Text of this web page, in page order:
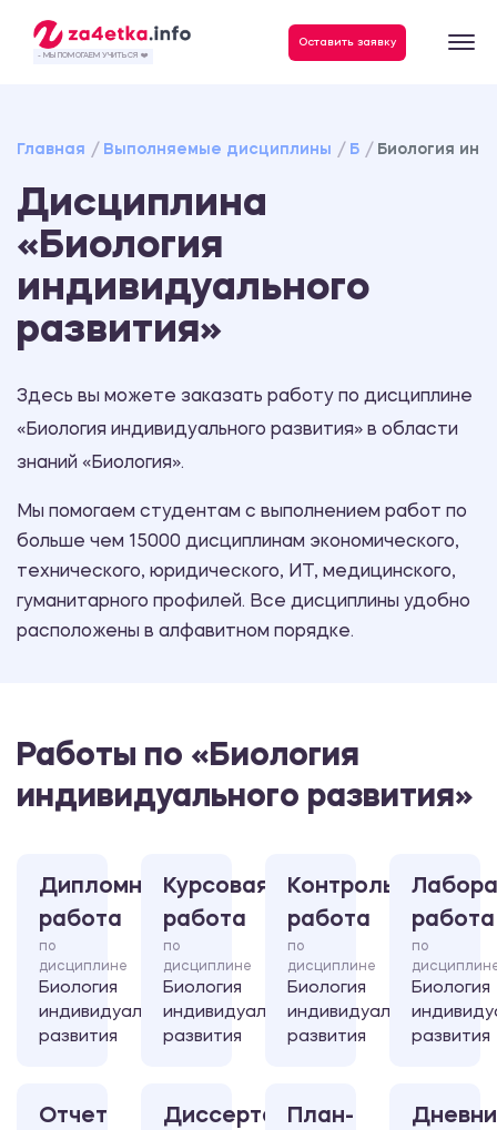
- МЫ ПОМОГАЕМ УЧИТЬСЯ ❤️
Оставить заявку
Главная Выполняемые дисциплины Б Биология
Дисциплина
«Биология
индивидуального
развития»
Здесь вы можете заказать работу по дисциплине
«Биология индивидуального развития» в области
знаний «Биология».
Мы помогаем студентам с выполнением работ по
больше чем 15000 дисциплинам экономического,
технического, юридического, ИТ, медицинского,
гуманитарного профилей. Все дисциплины удобно
расположены в алфавитном порядке.
Работы по «Биология
индивидуального развития»
Дипломная
работа
по
дисциплине
Биология
индивидуального
развития
Курсовая
работа
по
дисциплине
Биология
индивидуального
развития
Контрольная
работа
по
дисциплине
Биология
индивидуального
развития
работа
по
Биология
развития
Отчет
ДиссертацияПлан-